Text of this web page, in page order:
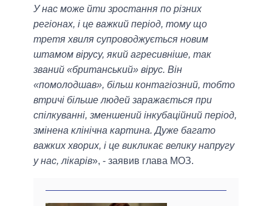
У нас може йти зростання по різних
регіонах, і це важкий період, тому що
третя хвиля супроводжується новим
штамом вірусу, який агресивніше, так
званий «британський» вірус. Він
«помолодшав», більш контагіозний, тобто
втричі більше людей заражається при
спілкуванні, зменшений інкубаційний період,
змінена клінічна картина. Дуже багато
важких хворих, і це викликає велику напругу
у нас, лікарів», - заявив глава МОЗ.